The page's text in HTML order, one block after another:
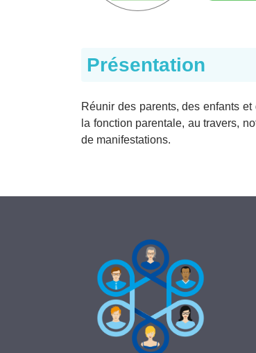
Présentation
Réunir des parents, des enfants
la fonction parentale, au travers,
de manifestations.